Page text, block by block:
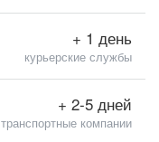
+ 1 день
курьерские службы
+ 2-5 дней
транспортные компании